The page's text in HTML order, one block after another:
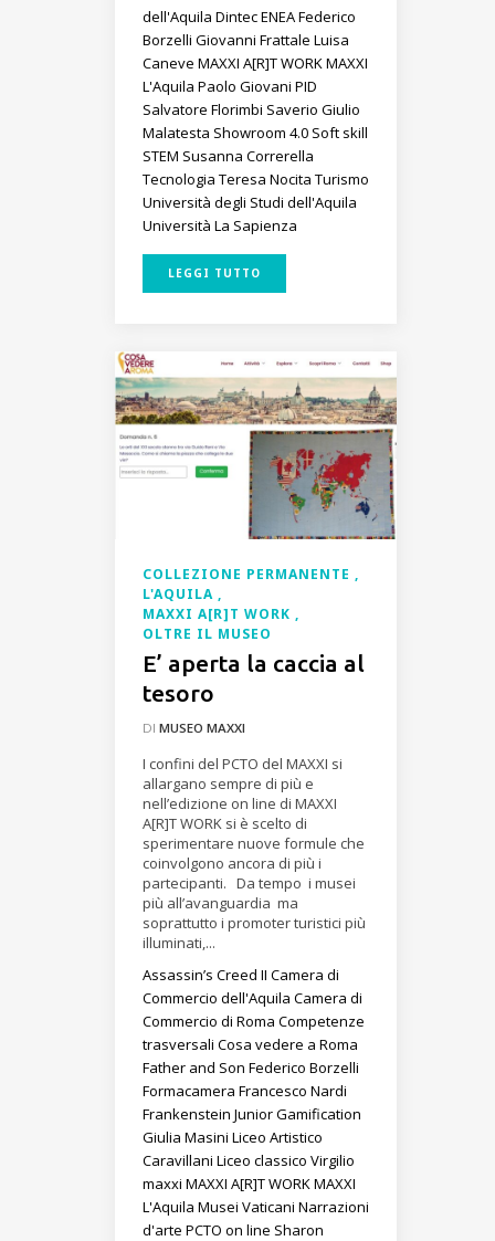
dell'Aquila DintecENEAFederico
Borzelli Giovanni Frattale Luisa
Caneve MAXXI A[R]T WORKMAXXI
L'Aquila Paolo Giovani PID
Salvatore Florimbi Saverio Giulio
Malatesta Showroom 4.0 Soft skill
STEM Susanna Correrella
Tecnologia Teresa Nocita Turismo
Università degli Studi dell'Aquila
Università La Sapienza
LEGGI TUTTO
COLLEZIONE PERMANENTE
L'AQUILA
MAXXI A[R]T WORK
OLTRE IL MUSEO
E’ aperta la caccia al
tesoro
DI MUSEO MAXXI
I confini del PCTO del MAXXI si
allargano sempre di più e
nell’edizione on line di MAXXI
A[R]T WORK si è scelto di
sperimentare nuove formule che
coinvolgono ancora di più i
partecipanti. Da tempo i musei
più all’avanguardia ma
soprattutto i promoter turistici più
illuminati,...
Assassin’s Creed II Camera di
Commercio dell'Aquila Camera di
Commercio di Roma Competenze
trasversali Cosa vedere a Roma
Father and Son Federico Borzelli
Formacamera Francesco Nardi
Frankenstein JuniorGamification
Giulia Masini Liceo Artistico
Caravillani Liceo classico Virgilio
maxxi MAXXI A[R]T WORKMAXXI
L'Aquila Musei Vaticani Narrazioni
d'arte PCTO on line Sharon